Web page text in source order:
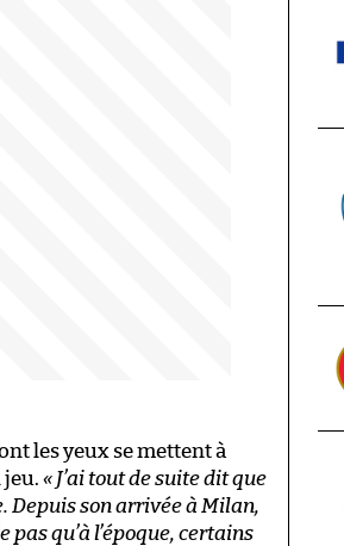
les yeux se mettent à
jeu. « J’ai tout de suite dit que
son arrivée à Milan,
qu’à l’époque, certains